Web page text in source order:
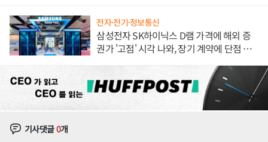
전자·전기·정보통신
삼성전자 SK하이닉스 D램 가격에 해외 증
권가 '고점' 시각 나와, 장기 계약에 단점 부
기사댓글0개